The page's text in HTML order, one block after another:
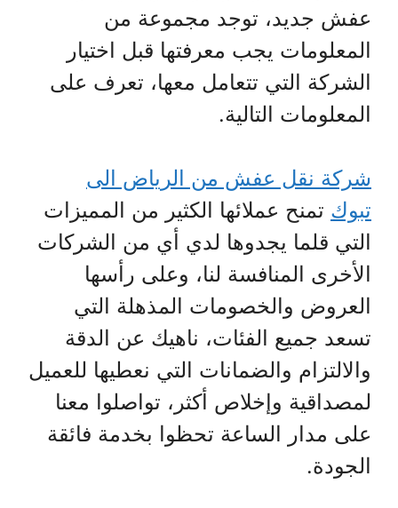
عفش جديد، توجد مجموعة من
المعلومات يجب معرفتها قبل اختيار
الشركة التي تتعامل معها، تعرف على
المعلومات التالية.
شركة نقل عفش من الرياض الى
تبوك تمنح عملائها الكثير من المميزات
التي قلما يجدوها لدي أي من الشركات
الأخرى المنافسة لنا، وعلى رأسها
العروض والخصومات المذهلة التي
تسعد جميع الفئات، ناهيك عن الدقة
والالتزام والضمانات التي نعطيها للعميل
لمصداقية وإخلاص أكثر، تواصلوا معنا
على مدار الساعة تحظوا بخدمة فائقة
الجودة.